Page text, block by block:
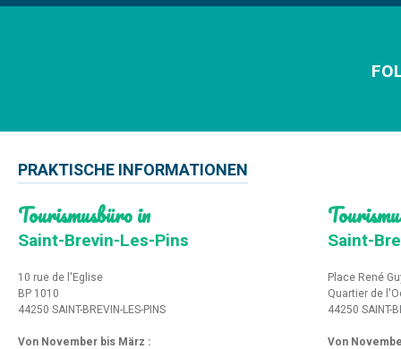
PRAKTISCHE INFORMATIONEN
Tourismusbüro in
Saint-Brevin-Les-Pins
10 rue de l'Eglise
BP 1010
44250 SAINT-BREVIN-LES-PINS
Von November bis März :
Saint-
Place René
Quartier de
44250 SAINT-
Von